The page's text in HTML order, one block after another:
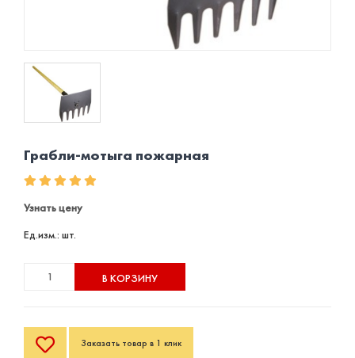
Грабли-мотыга пожарная
Узнать цену
Ед.изм.: шт.
В КОРЗИНУ
Заказать товар в 1 клик